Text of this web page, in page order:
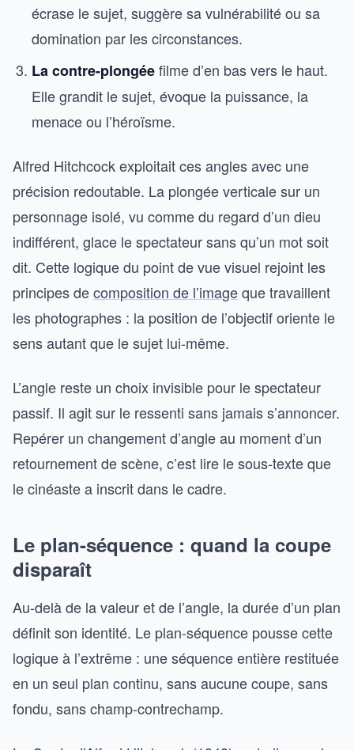
écrase le sujet, suggère sa vulnérabilité ou sa
domination par les circonstances.
La contre-plongéefilme d’en bas vers le haut.
Elle grandit le sujet, évoque la puissance, la
menace ou l’héroïsme.
Alfred Hitchcock exploitait ces angles avec une
précision redoutable. La plongée verticale sur un
personnage isolé, vu comme du regard d’un dieu
indifférent, glace le spectateur sans qu’un mot soit
dit. Cette logique du point de vue visuel rejoint les
principes decomposition de l’imageque travaillent
les photographes : la position de l’objectif oriente le
sens autant que le sujet lui-même.
L’angle reste un choix invisible pour le spectateur
passif. Il agit sur le ressenti sans jamais s’annoncer.
Repérer un changement d’angle au moment d’un
retournement de scène, c’est lire le sous-texte que
le cinéaste a inscrit dans le cadre.
Le plan-séquence : quand la coupe
disparaît
Au-delà de la valeur et de l’angle, la durée d’un plan
définit son identité. Le plan-séquence pousse cette
logique à l’extrême : une séquence entière restituée
en un seul plan continu, sans aucune coupe, sans
fondu, sans champ-contrechamp.